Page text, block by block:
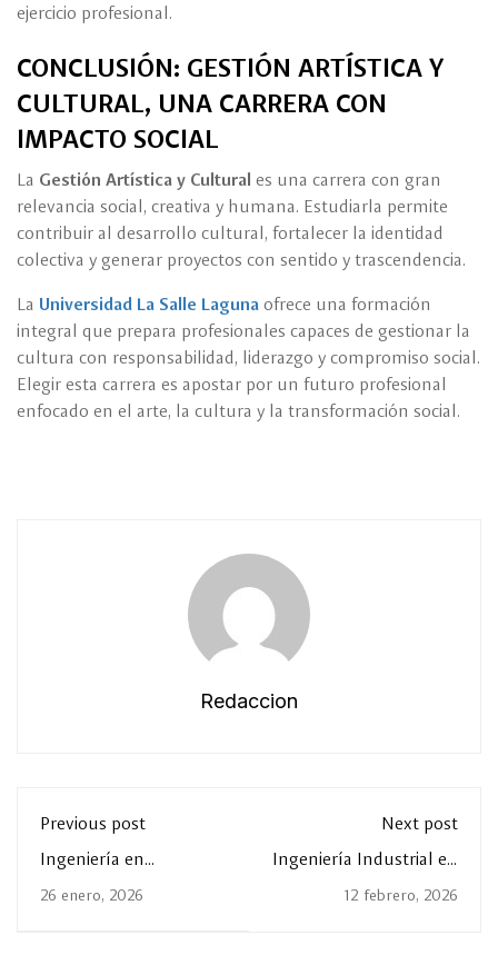
ejercicio profesional.
CONCLUSIÓN: GESTIÓN ARTÍSTICA Y
CULTURAL, UNA CARRERA CON
IMPACTO SOCIAL
La Gestión Artística y Cultural es una carrera con gran
relevancia social, creativa y humana. Estudiarla permite
contribuir al desarrollo cultural, fortalecer la identidad
colectiva y generar proyectos con sentido y trascendencia.
La Universidad La Salle Laguna ofrece una formación
integral que prepara profesionales capaces de gestionar la
cultura con responsabilidad, liderazgo y compromiso social.
Elegir esta carrera es apostar por un futuro profesional
enfocado en el arte, la cultura y la transformación social.
Redaccion
Previous post
Ingeniería en
¿qué es?
26 enero, 2026
Next post
Ingeniería Industrial en
es?
12 febrero, 2026